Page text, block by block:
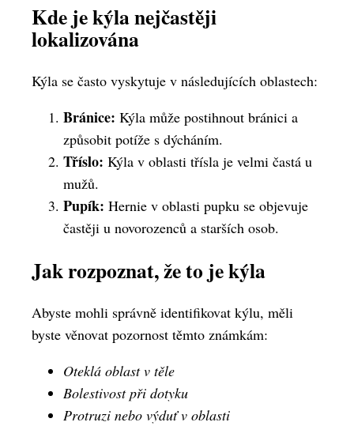
Kde je kýla nejčastěji
lokalizována
Kýla se často vyskytuje v následujících oblastech:
Bránice: Kýla může postihnout bránici a
způsobit potíže s dýcháním.
Tříslo: Kýla v oblasti třísla je velmi častá u
mužů.
Pupík: Hernie v oblasti pupku se objevuje
častěji u novorozenců a starších osob.
Jak rozpoznat, že to je kýla
Abyste mohli správně identifikovat kýlu, měli
byste věnovat pozornost těmto známkám:
Oteklá oblast v těle
Bolestivost při dotyku
Protruzi nebo výduť v oblasti